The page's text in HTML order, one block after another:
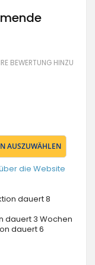
BEWERTUNG HINZU
AUSZUWÄHLEN
die Website
dauert 8
dauert 3 Wochen
dauert 6